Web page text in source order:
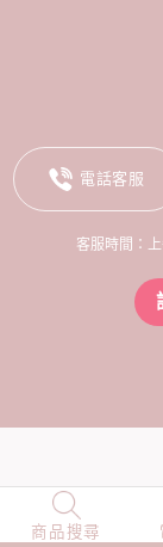
商品搜尋
NEW
電話客服
客服時間：上